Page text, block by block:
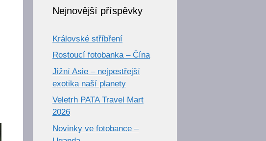
Nejnovější příspěvky
Královské stříbření
Rostoucí fotobanka – Čína
Jižní Asie – nejpestřejší
exotika naší planety
Veletrh PATA Travel Mart
2026
Novinky ve fotobance –